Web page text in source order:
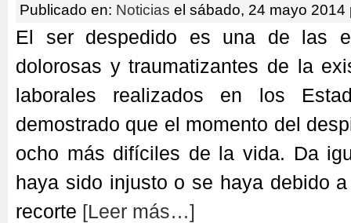
Publicado en: Noticias el sábado, 24 mayo 2014
El ser despedido es una de las
dolorosas y traumatizantes de la
laborales realizados en los
demostrado que el momento del
ocho más difíciles de la vida. Da
haya sido injusto o se haya debido
recorte [Leer más…]